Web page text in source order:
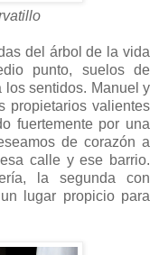
del árbol de la vida
punto, suelos de
los sentidos. Manuel y
propietarios valientes
fuertemente por una
de corazón a
calle y ese barrio.
la segunda con
lugar propicio para